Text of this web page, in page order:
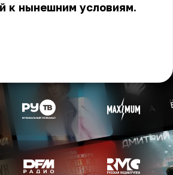
к нынешним условиям.